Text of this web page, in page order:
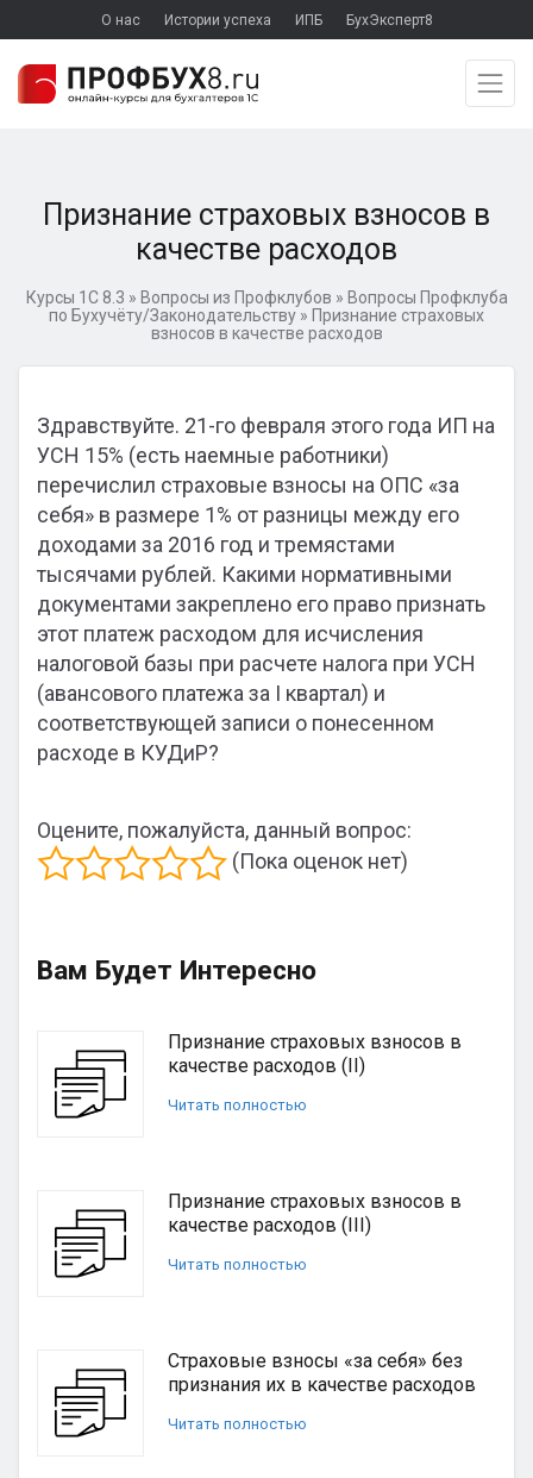
О нас Истории успеха ИПБ БухЭксперт8
Признание страховых взносов в
качестве расходов
Курсы 1С 8.3 » Вопросы из Профклубов » Вопросы Профклуба
по Бухучёту/Законодательству » Признание страховых
взносов в качестве расходов
Здравствуйте. 21-го февраля этого года ИП на
УСН 15% (есть наемные работники)
перечислил страховые взносы на ОПС «за
себя» в размере 1% от разницы между его
доходами за 2016 год и тремястами
тысячами рублей. Какими нормативными
документами закреплено его право признать
этот платеж расходом для исчисления
налоговой базы при расчете налога при УСН
(авансового платежа за I квартал) и
соответствующей записи о понесенном
расходе в КУДиР?
Оцените, пожалуйста, данный вопрос:
(Пока оценок нет)
Вам Будет Интересно
Признание страховых взносов в
качестве расходов (II)
Читать полностью
Признание страховых взносов в
качестве расходов (III)
Читать полностью
Страховые взносы «за себя» без
признания их в качестве расходов
Читать полностью